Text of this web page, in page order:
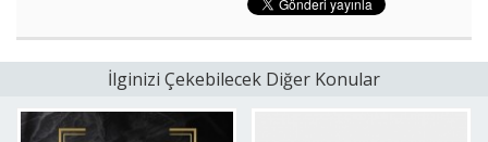
İlginizi Çekebilecek Diğer Konular